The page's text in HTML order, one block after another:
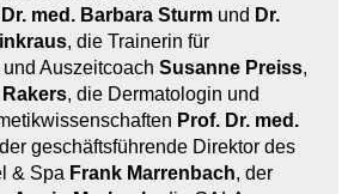
Dr. med. Barbara Sturm und Dr.
, die Trainerin für
Auszeitcoach Susanne Preiss,
, die Dermatologin und
Prof. Dr. med.
geschäftsführende Direktor des
& Spa Frank Marrenbach, der